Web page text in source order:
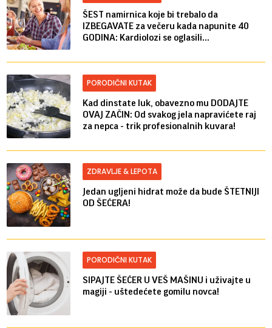
ŠEST namirnica koje bi trebalo da
IZBEGAVATE za večeru kada napunite 40
GODINA: Kardiolozi se oglasili...
PORODIČNI KUTAK
Kad dinstate luk, obavezno mu DODAJTE
OVAJ ZAČIN: Od svakog jela napravićete raj
za nepca - trik profesionalnih kuvara!
ZDRAVLJE & LEPOTA
Jedan ugljeni hidrat može da bude ŠTETNIJI
OD ŠEĆERA!
PORODIČNI KUTAK
SIPAJTE ŠEĆER U VEŠ MAŠINU i uživajte u
magiji - uštedećete gomilu novca!